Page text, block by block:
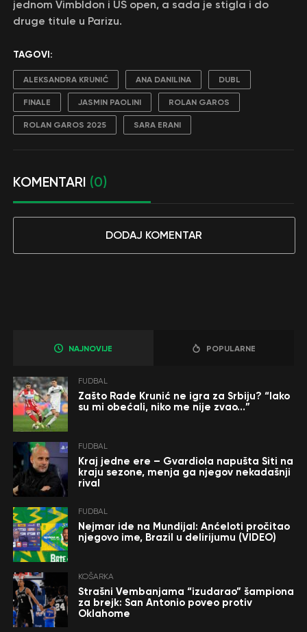
jednom Vimbldon i US open, a sada je stigla i do
druge titule u Parizu.
TAGOVI:
ALEKSANDRA KRUNIĆ ANA DANILINA DUBL
FINALE JASMIN PAOLINI ROLAN GAROS
ROLAN GAROS 2025 SARA ERANI
KOMENTARI (0)
DODAJ KOMENTAR
NAJNOVIJE POPULARNE
FUDBAL
Zašto Rade Krunić ne igra za Srbiju? “Iako
su mi obećali, niko me nije zvao…”
FUDBAL
Kraj jedne ere – Gvardiola napušta Siti na
kraju sezone, menja ga njegov nekadašnji
rival
FUDBAL
Nejmar ide na Mundijal: Anćeloti pročitao
njegovo ime, Brazil u delirijumu (VIDEO)
KOŠARKA
Strašni Vembanjama “izudarao” šampiona
za brejk: San Antonio poveo protiv
Oklahome